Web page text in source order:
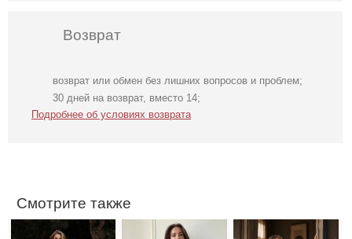
Возврат
возврат или обмен без лишних вопросов и проблем;
30 дней на возврат, вместо 14;
Подробнее об условиях возврата
Смотрите также
Нарядное
элегантное
молочное платье
Голубое
нарядное
облегающее